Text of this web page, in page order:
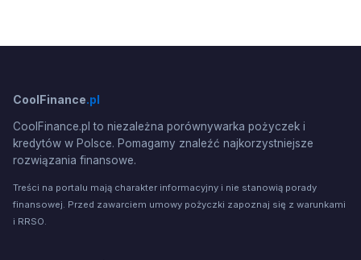
CoolFinance.pl
CoolFinance.pl to niezależna porównywarka pożyczek i
kredytów w Polsce. Pomagamy znaleźć najkorzystniejsze
rozwiązania finansowe.
Treści na portalu mają charakter informacyjny i nie stanowią porady
finansowej. Przed zawarciem umowy pożyczki zapoznaj się z warunkami
i RRSO.